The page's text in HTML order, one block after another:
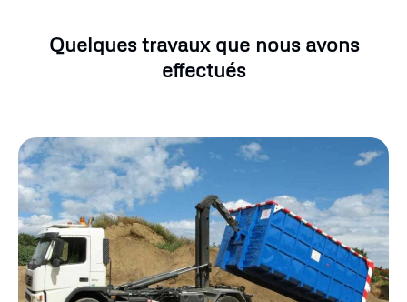
Quelques travaux que nous avons
effectués